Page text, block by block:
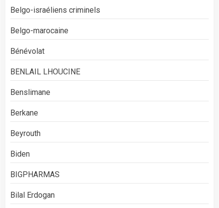
Belgo-israéliens criminels
Belgo-marocaine
Bénévolat
BENLAIL LHOUCINE
Benslimane
Berkane
Beyrouth
Biden
BIGPHARMAS
Bilal Erdogan